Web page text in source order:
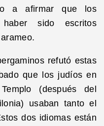
a afirmar que los
sido escritos
refutó estas
que los judíos en
(después del
usaban tanto el
dos idiomas están